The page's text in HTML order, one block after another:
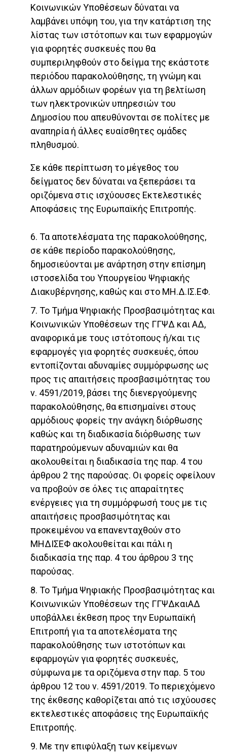
Κοινωνικών Υποθέσεων δύναται να
λαμβάνει υπόψη του, για την κατάρτιση της
λίστας των ιστότοπων και των εφαρμογών
για φορητές συσκευές που θα
συμπεριληφθούν στο δείγμα της εκάστοτε
περιόδου παρακολούθησης, τη γνώμη και
άλλων αρμόδιων φορέων για τη βελτίωση
των ηλεκτρονικών υπηρεσιών του
Δημοσίου που απευθύνονται σε πολίτες με
αναπηρία ή άλλες ευαίσθητες ομάδες
πληθυσμού.
Σε κάθε περίπτωση το μέγεθος του
δείγματος δεν δύναται να ξεπεράσει τα
οριζόμενα στις ισχύουσες Εκτελεστικές
Αποφάσεις της Ευρωπαϊκής Επιτροπής.
6. Τα αποτελέσματα της παρακολούθησης,
σε κάθε περίοδο παρακολούθησης,
δημοσιεύονται με ανάρτηση στην επίσημη
ιστοσελίδα του Υπουργείου Ψηφιακής
Διακυβέρνησης, καθώς και στο ΜΗ.Δ.ΙΣ.ΕΦ.
7. Το Τμήμα Ψηφιακής Προσβασιμότητας και
Κοινωνικών Υποθέσεων της ΓΓΨΔ και ΑΔ,
αναφορικά με τους ιστότοπους ή/και τις
εφαρμογές για φορητές συσκευές, όπου
εντοπίζονται αδυναμίες συμμόρφωσης ως
προς τις απαιτήσεις προσβασιμότητας του
ν. 4591/2019, βάσει της διενεργούμενης
παρακολούθησης, θα επισημαίνει στους
αρμόδιους φορείς την ανάγκη διόρθωσης
καθώς και τη διαδικασία διόρθωσης των
παρατηρούμενων αδυναμιών και θα
ακολουθείται η διαδικασία της παρ. 4 του
άρθρου 2 της παρούσας. Οι φορείς οφείλουν
να προβούν σε όλες τις απαραίτητες
ενέργειες για τη συμμόρφωσή τους με τις
απαιτήσεις προσβασιμότητας και
προκειμένου να επανενταχθούν στο
ΜΗΔΙΣΕΦ ακολουθείται και πάλι η
διαδικασία της παρ. 4 του άρθρου 3 της
παρούσας.
8. Το Τμήμα Ψηφιακής Προσβασιμότητας και
Κοινωνικών Υποθέσεων της ΓΓΨΔκαιΑΔ
υποβάλλει έκθεση προς την Ευρωπαϊκή
Επιτροπή για τα αποτελέσματα της
παρακολούθησης των ιστοτόπων και
εφαρμογών για φορητές συσκευές,
σύμφωνα με τα οριζόμενα στην παρ. 5 του
άρθρου 12 του ν. 4591/2019. Το περιεχόμενο
της έκθεσης καθορίζεται από τις ισχύουσες
εκτελεστικές αποφάσεις της Ευρωπαϊκής
Επιτροπής.
9. Με την επιφύλαξη των κείμενων